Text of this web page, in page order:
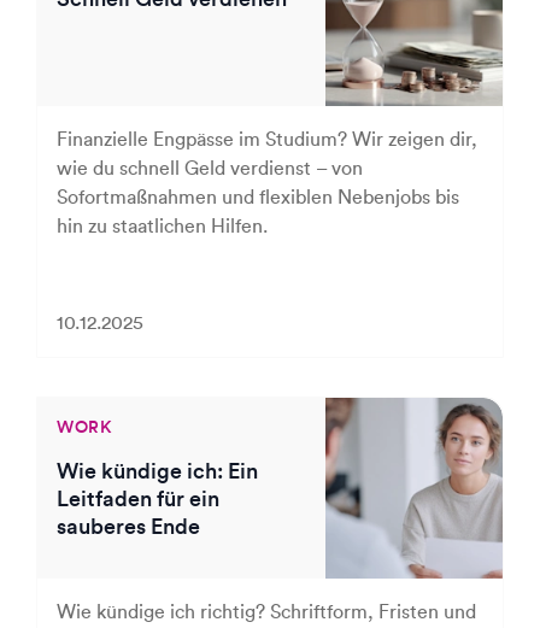
Finanzielle Engpässe im Studium? Wir zeigen dir,
wie du schnell Geld verdienst – von
Sofortmaßnahmen und flexiblen Nebenjobs bis
hin zu staatlichen Hilfen.
10.12.2025
WORK
Wie kündige ich: Ein
Leitfaden für ein
sauberes Ende
Wie kündige ich richtig? Schriftform, Fristen und